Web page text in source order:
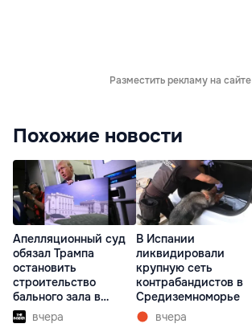
Разместить рекламу на сайте
Похожие новости
Апелляционный суд
обязал Трампа
остановить
строительство
бального зала в
Белом доме
вчера
В Испании
ликвидировали
крупную сеть
контрабандистов в
Средиземноморье
вчера